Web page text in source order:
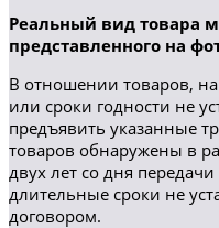
Реальный вид товара
представленного на
В отношении товаров,
или сроки годности не
предъявить указанные
товаров обнаружены в
двух лет со дня
длительные сроки не
договором.